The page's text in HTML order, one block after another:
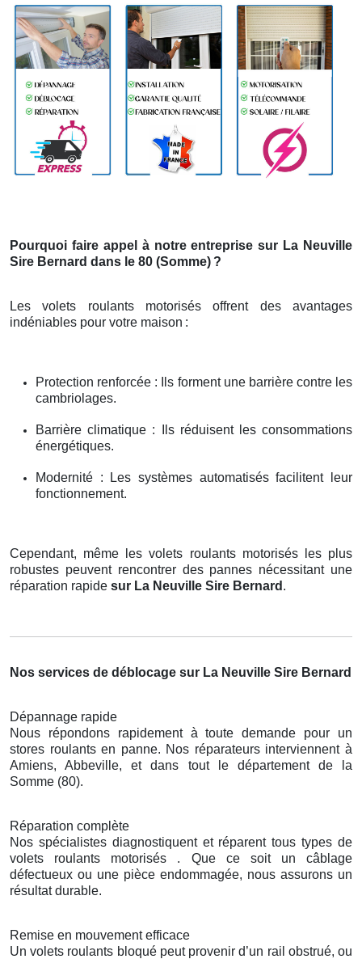
Pourquoi faire appel à notre entreprise sur La Neuville
Sire Bernard dans le 80 (Somme) ?
Les volets roulants motorisés offrent des avantages
indéniables pour votre maison :
Protection renforcée : Ils forment une barrière contre les
cambriolages.
Barrière climatique : Ils réduisent les consommations
énergétiques.
Modernité : Les systèmes automatisés facilitent leur
fonctionnement.
Cependant, même les volets roulants motorisés les plus
robustes peuvent rencontrer des pannes nécessitant une
réparation rapide sur La Neuville Sire Bernard .
Nos services de déblocage sur La Neuville Sire Bernard
Dépannage rapide
Nous répondons rapidement à toute demande pour un
stores roulants en panne. Nos réparateurs interviennent à
Amiens, Abbeville, et dans tout le département de la
Somme (80).
Réparation complète
Nos spécialistes diagnostiquent et réparent tous types de
volets roulants motorisés . Que ce soit un câblage
défectueux ou une pièce endommagée, nous assurons un
résultat durable.
Remise en mouvement efficace
Un volets roulants bloqué peut provenir d’un rail obstrué, ou